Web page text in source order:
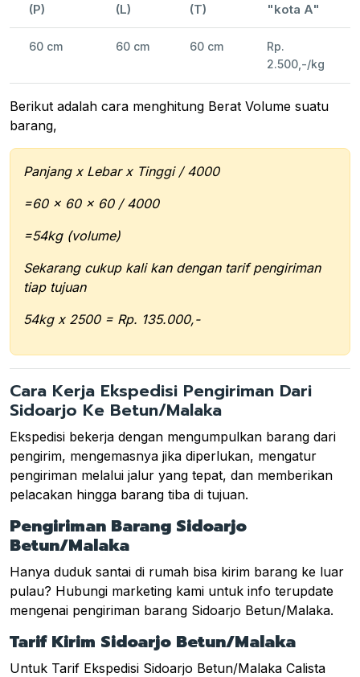
(P)
(L)
(T)
"kota A"
60 cm 60 cm 60 cm
Rp.
2.500,-/kg
Berikut adalah cara menghitung Berat Volume suatu
barang,
Panjang x Lebar x Tinggi / 4000
=60 x 60 x 60 / 4000
=54kg (volume)
Sekarang cukup kali kan dengan tarif pengiriman
tiap tujuan
54kg x 2500 = Rp. 135.000,-
Cara Kerja Ekspedisi Pengiriman Dari
Sidoarjo Ke Betun/Malaka
Ekspedisi bekerja dengan mengumpulkan barang dari
pengirim, mengemasnya jika diperlukan, mengatur
pengiriman melalui jalur yang tepat, dan memberikan
pelacakan hingga barang tiba di tujuan.
Pengiriman Barang Sidoarjo
Betun/Malaka
Hanya duduk santai di rumah bisa kirim barang ke luar
pulau? Hubungi marketing kami untuk info terupdate
mengenai pengiriman barang Sidoarjo Betun/Malaka.
Tarif Kirim Sidoarjo Betun/Malaka
Untuk Tarif Ekspedisi Sidoarjo Betun/Malaka Calista